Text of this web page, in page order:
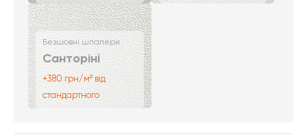
Безшовні шпалери
Санторіні
+380 грн/м² від
стандартного